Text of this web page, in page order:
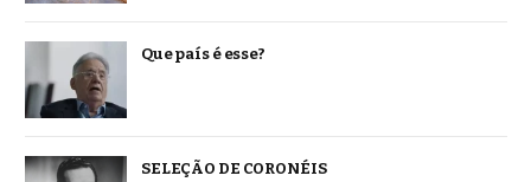
Que país é esse?
SELEÇÃO DE CORONÉIS